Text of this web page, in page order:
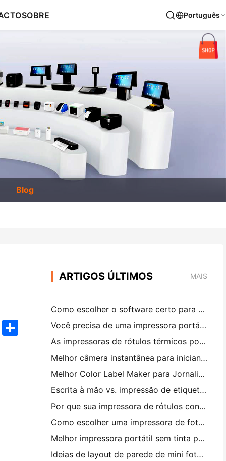
SOBRE Português
Blog
TwitterShare
ARTIGOS ÚLTIMOS MAIS
Como escolher o software certo para o seu restaurante pequeno ou médio
Você precisa de uma impressora portátil A4 para faturas de armazém? O que realmente funciona
As impressoras de rótulos térmicos podem fazer rótulos impermeáveis ​​para produtos de pequenas empresas?
Melhor câmera instantânea para iniciantes que não querem desperdiçar papel
Melhor Color Label Maker para Jornalismo e Scrapbooking: Adicione Mais Cor a Cada Página
Escrita à mão vs. impressão de etiquetas de transporte: dicas para pequenas empresas em 2026
Por que sua impressora de rótulos continua bloqueando?
Como escolher uma impressora de fotos de bolso: um guia completo para usuários de jornal, viagens e iPhone
Melhor impressora portátil sem tinta para viagens, escola e trabalho móvel: Hanin MT620 Pro Review
Ideias de layout de parede de mini foto e dicas para decoração de quarto e dormitório